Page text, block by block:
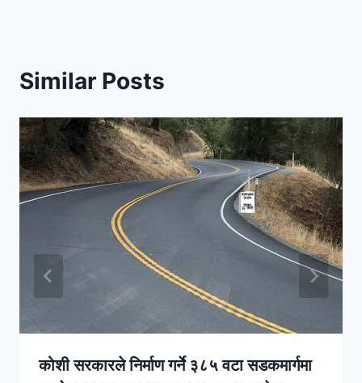
Similar Posts
कोशी सरकारले निर्माण गर्ने ३८५ वटा सडकमार्गमा